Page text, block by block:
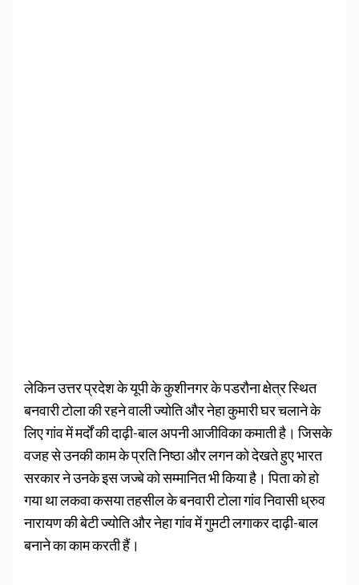
लेकिन उत्तर प्रदेश के यूपी के कुशीनगर के पडरौना क्षेत्र स्‍थि‍त
बनवारी टोला की रहने वाली ज्‍योति और नेहा कुमारी घर चलाने के
ल‍िए गांव में मर्दों की दाढ़ी-बाल अपनी आजीविका कमाती है। जिसके
वजह से उनकी काम के प्रति निष्‍ठा और लगन को देखते हुए भारत
सरकार ने उनके इस जज्‍बे को सम्‍मानित भी किया है। पिता को हो
गया था लकवा कसया तहसील के बनवारी टोला गांव निवासी ध्रुव
नारायण की बेटी ज्योति और नेहा गांव में गुमटी लगाकर दाढ़ी-बाल
बनाने का काम करती हैं।